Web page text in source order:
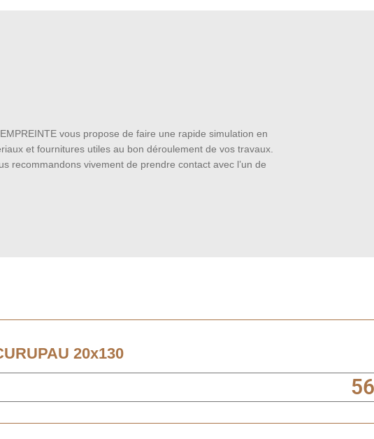
vous propose de faire une rapide simulation en
et fournitures utiles au bon déroulement de vos travaux.
recommandons vivement de prendre contact avec l’un de
20x130